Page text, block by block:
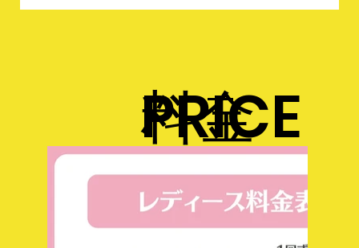
料金
表
PRICE